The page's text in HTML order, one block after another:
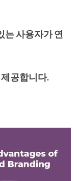
는 사용자가 연
공합니다.